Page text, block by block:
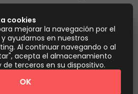
Privacidad
moderna
Acerca de
cookies
mejorar la navegación por el
ayudarnos en nuestros
Al continuar navegando o al
acepta el almacenamiento
de terceros en su dispositivo.
OK